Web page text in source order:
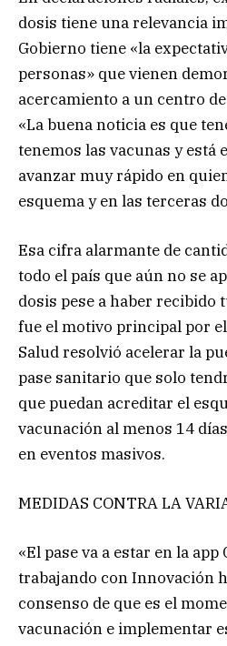
dosis tiene una relevancia
Gobierno tiene «la
personas» que vienen
acercamiento a un centro
«La buena noticia es que
tenemos las vacunas y está
avanzar muy rápido en
esquema y en las terceras
Esa cifra alarmante de
todo el país que aún no se
dosis pese a haber recibido
fue el motivo principal por
Salud resolvió acelerar la
pase sanitario que solo
que puedan acreditar el
vacunación al menos 14
en eventos masivos.
MEDIDAS CONTRA LA
«El pase va a estar en la app
trabajando con Innovación
consenso de que es el
vacunación e implementar